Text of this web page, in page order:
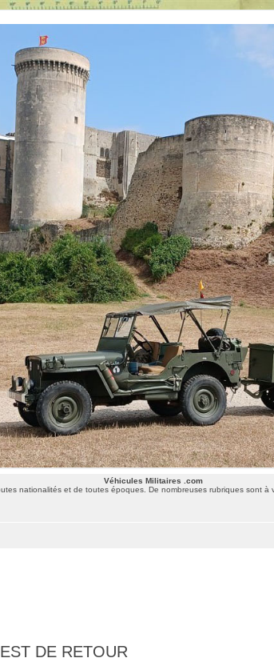
et de toutes époques. De nombreuses rubriques sont à votre
Véhicules Militaires .com
nationalités et de toutes époques. De nombreuses rubriques sont
DE RETOUR